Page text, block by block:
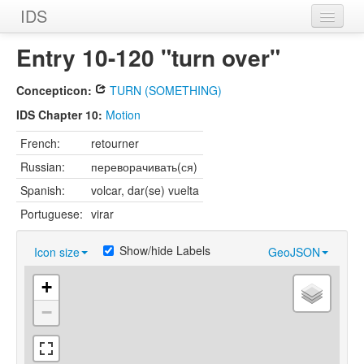
IDS
Home
Chapters
Entries
Counterparts
Sources
Datasets
Entry 10-120 "turn over"
Concepticon:
TURN (SOMETHING)
IDS Chapter 10: Motion
French:
retourner
Russian:
переворачивать(ся)
Spanish:
volcar, dar(se) vuelta
Portuguese: virar
Icon size GeoJSON
Show/hide Labels
+
−